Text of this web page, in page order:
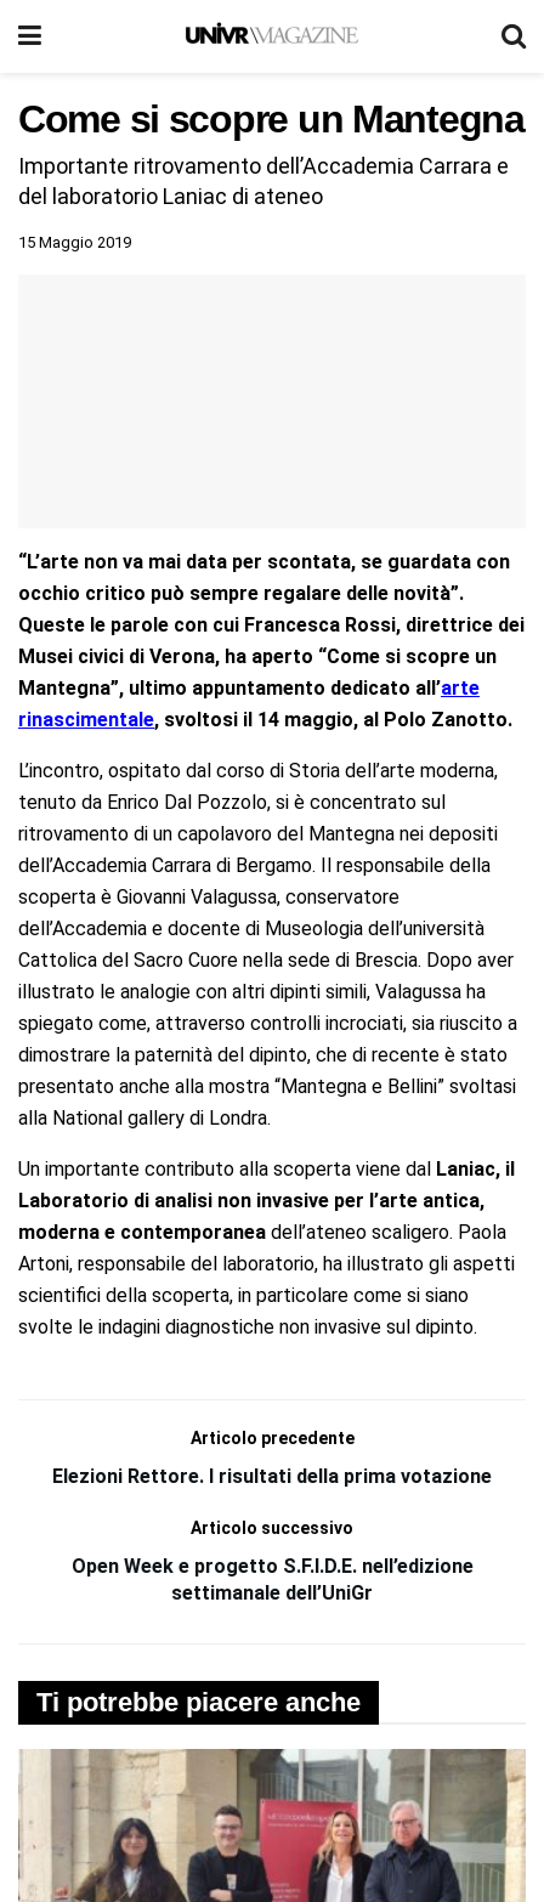
Come si scopre un Mantegna
Importante ritrovamento dell’Accademia Carrara e
del laboratorio Laniac di ateneo
15 Maggio 2019
“L’arte non va mai data per scontata, se guardata con
occhio critico può sempre regalare delle novità”.
Queste le parole con cui Francesca Rossi, direttrice dei
Musei civici di Verona, ha aperto “Come si scopre un
Mantegna”, ultimo appuntamento dedicato all’arte
rinascimentale, svoltosi il 14 maggio, al Polo Zanotto.
L’incontro, ospitato dal corso di Storia dell’arte moderna,
tenuto da Enrico Dal Pozzolo, si è concentrato sul
ritrovamento di un capolavoro del Mantegna nei depositi
dell’Accademia Carrara di Bergamo. Il responsabile della
scoperta è Giovanni Valagussa, conservatore
dell’Accademia e docente di Museologia dell’università
Cattolica del Sacro Cuore nella sede di Brescia. Dopo aver
illustrato le analogie con altri dipinti simili, Valagussa ha
spiegato come, attraverso controlli incrociati, sia riuscito a
dimostrare la paternità del dipinto, che di recente è stato
presentato anche alla mostra “Mantegna e Bellini” svoltasi
alla National gallery di Londra.
Un importante contributo alla scoperta viene dal Laniac, il
Laboratorio di analisi non invasive per l’arte antica,
moderna e contemporanea dell’ateneo scaligero. Paola
Artoni, responsabile del laboratorio, ha illustrato gli aspetti
scientifici della scoperta, in particolare come si siano
svolte le indagini diagnostiche non invasive sul dipinto.
Articolo precedente
Elezioni Rettore. I risultati della prima votazione
Articolo successivo
Open Week e progetto S.F.I.D.E. nell’edizione
settimanale dell’UniGr
Ti potrebbe piacere anche